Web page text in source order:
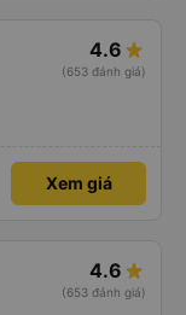
4.6
(653 đánh giá)
Xem giá
4.6
(653 đánh giá)